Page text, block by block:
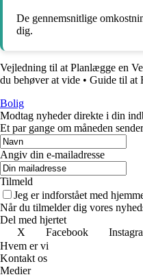
De gennemsnitlige
dig.
Vejledning til at Planlægge en
du behøver at vide • Guide til at
Bolig
Modtag nyheder direkte i din
Et par gange om måneden
Angiv din e-mailadresse
Tilmeld
Jeg er indforstået med
Når du tilmelder dig vores
Del med hjertet
X
Facebook
Hvem er vi
Kontakt os
Medier